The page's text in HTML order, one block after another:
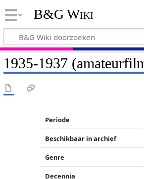
B&G Wiki
1935-1937
Periode
Beschikbaar in archief
Genre
Decennia